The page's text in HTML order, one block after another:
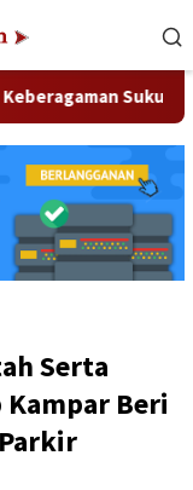
Suku dan
Serta
Beri